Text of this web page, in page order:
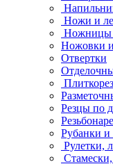
Ножи и
Ножницы
Ножовки и
Отвертки
Резцы по
Рубанки и
Рулетки,